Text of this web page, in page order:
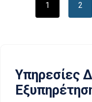
1 2
Υπηρεσίες